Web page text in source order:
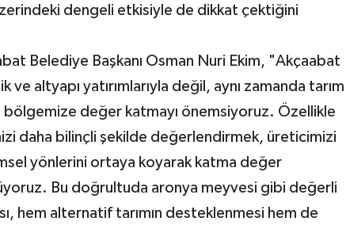
dengeli etkisiyle de dikkat çektiğini
Belediye Başkanı Osman Nuri Ekim, "Akçaabat
altyapı yatırımlarıyla değil, aynı zamanda tarım
bölgemize değer katmayı önemsiyoruz. Özellikle
daha bilinçli şekilde değerlendirmek, üreticimizi
yönlerini ortaya koyarak katma değer
Bu doğrultuda aronya meyvesi gibi değerli
hem alternatif tarımın desteklenmesi hem de